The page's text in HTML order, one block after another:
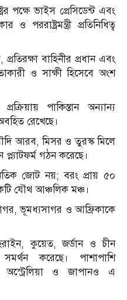
পক্ষে ভাইস প্রেসিডেন্ট এবং
ও পররাষ্ট্রমন্ত্রী প্রতিনিধিত্ব
বাহিনীর প্রধান এবং
ও সাক্ষী হিসেবে অংশ
পাকিস্তান অন্যান্য
রেখেছে।
আরব, মিসর ও তুরস্ক মিলে
গঠন করেছে।
জোট নয়; বরং প্রায় ৫০
যৌথ আঞ্চলিক মঞ্চ।
ভূমধ্যসাগর ও আফ্রিকাকে
কুয়েত, জর্ডান ও চীন
সমর্থন করেছে। পাশাপাশি
ও জাপানও এ